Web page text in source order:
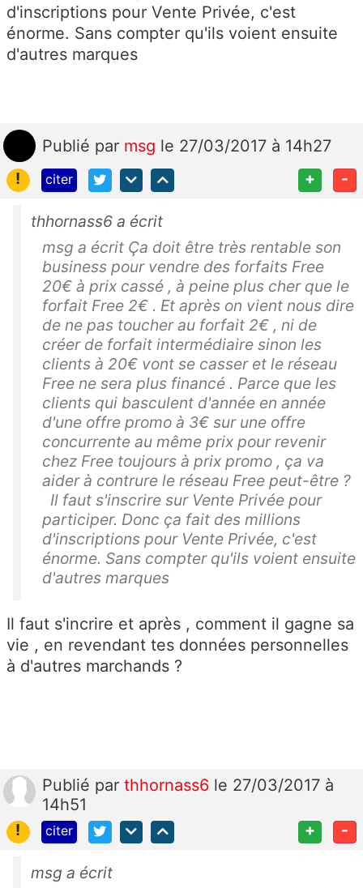
d'inscriptions pour Vente Privée, c'est
énorme. Sans compter qu'ils voient ensuite
d'autres marques
Publié par msg le 27/03/2017 à 14h27
!
citer + -
thhornass6 a écrit
msg a écrit Ça doit être très rentable son
business pour vendre des forfaits Free
20€ à prix cassé , à peine plus cher que le
forfait Free 2€ . Et après on vient nous dire
de ne pas toucher au forfait 2€ , ni de
créer de forfait intermédiaire sinon les
clients à 20€ vont se casser et le réseau
Free ne sera plus financé . Parce que les
clients qui basculent d'année en année
d'une offre promo à 3€ sur une offre
concurrente au même prix pour revenir
chez Free toujours à prix promo , ça va
aider à contrure le réseau Free peut-être ?
Il faut s'inscrire sur Vente Privée pour
participer. Donc ça fait des millions
d'inscriptions pour Vente Privée, c'est
énorme. Sans compter qu'ils voient ensuite
d'autres marques
Il faut s'incrire et après , comment il gagne sa
vie , en revendant tes données personnelles
à d'autres marchands ?
Publié par thhornass6 le 27/03/2017 à
14h51
!
citer + -
msg a écrit